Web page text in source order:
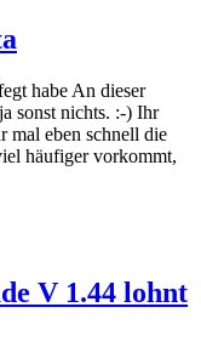
habe An dieser
sonst nichts. :-) Ihr
mal eben schnell die
häufiger vorkommt,
V 1.44 lohnt